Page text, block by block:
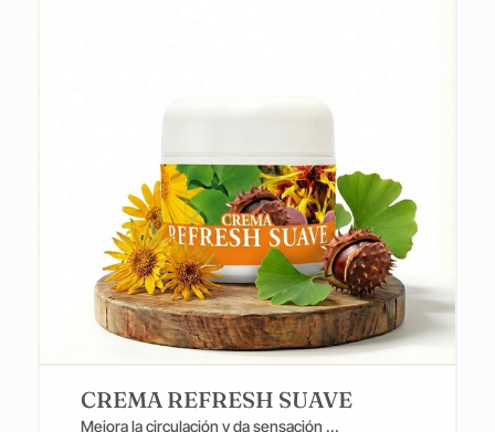
CREMA REFRESH SUAVE
Mejora la circulación y da sensación ...